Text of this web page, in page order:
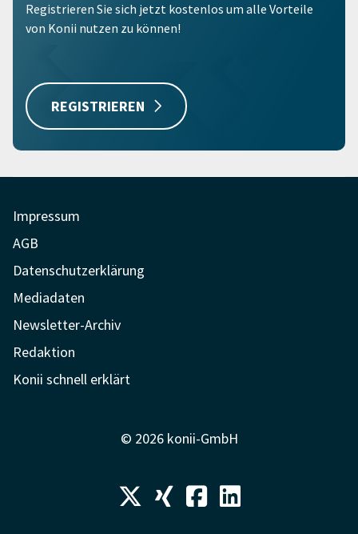
Registrieren Sie sich jetzt kostenlos um alle Vorteile
von Konii nutzen zu können!
REGISTRIEREN
Impressum
AGB
Datenschutzerklärung
Mediadaten
Newsletter-Archiv
Redaktion
Konii schnell erklärt
© 2026 konii-GmbH